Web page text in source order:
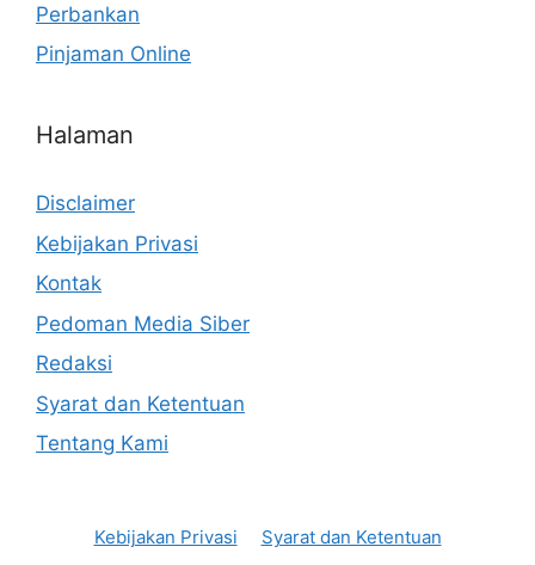
Perbankan
Pinjaman Online
Halaman
Disclaimer
Kebijakan Privasi
Kontak
Pedoman Media Siber
Redaksi
Syarat dan Ketentuan
Tentang Kami
Kebijakan Privasi
Syarat dan Ketentuan